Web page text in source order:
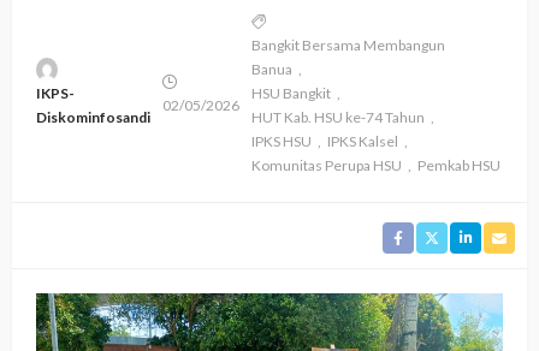
IKPS-
Diskominfosandi
02/05/2026
Bangkit Bersama Membangun
Banua
HSU Bangkit
HUT Kab. HSU ke-74 Tahun
IPKS HSU
IPKS Kalsel
Komunitas Perupa HSU
Pemkab HSU